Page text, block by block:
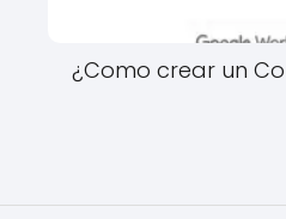
¿Como crear un